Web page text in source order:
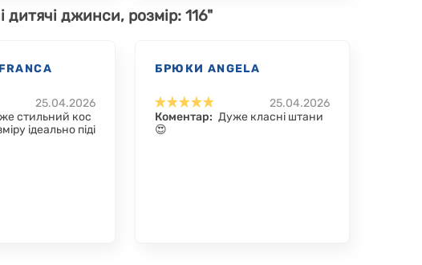
дитячі джинси, розмір: 116"
25.04.2026
стильний кос
ідеально піді
БРЮКИ ANGELA
25.04.2026
Коментар: Дуже класні штани
😍